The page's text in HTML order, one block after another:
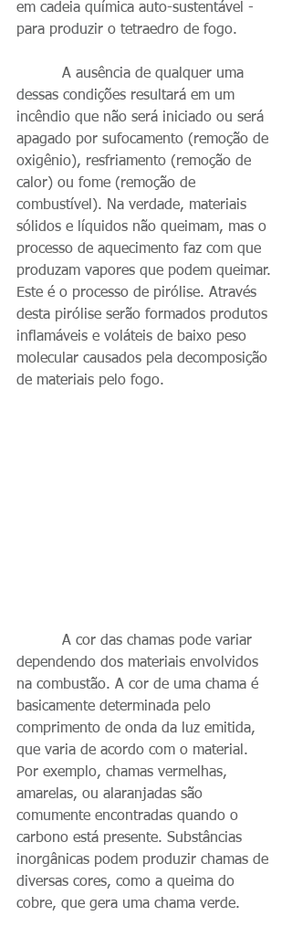
em cadeia química auto-sustentável -
para produzir o tetraedro de fogo.
dessas condições resultará em um
incêndio que não será iniciado ou será
apagado por sufocamento (remoção de
oxigênio), resfriamento (remoção de
calor) ou fome (remoção de
combustível). Na verdade, materiais
sólidos e líquidos não queimam, mas o
processo de aquecimento faz com que
produzam vapores que podem queimar.
Este é o processo de pirólise. Através
desta pirólise serão formados produtos
inflamáveis ​​e voláteis de baixo peso
molecular causados ​​pela decomposição
de materiais pelo fogo.
dependendo dos materiais envolvidos
na combustão. A cor de uma chama é
basicamente determinada pelo
comprimento de onda da luz emitida,
que varia de acordo com o material.
Por exemplo, chamas vermelhas,
amarelas, ou alaranjadas são
comumente encontradas quando o
carbono está presente. Substâncias
inorgânicas podem produzir chamas de
diversas cores, como a queima do
cobre, que gera uma chama verde.